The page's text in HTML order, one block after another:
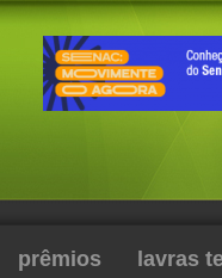
prêmios lavras